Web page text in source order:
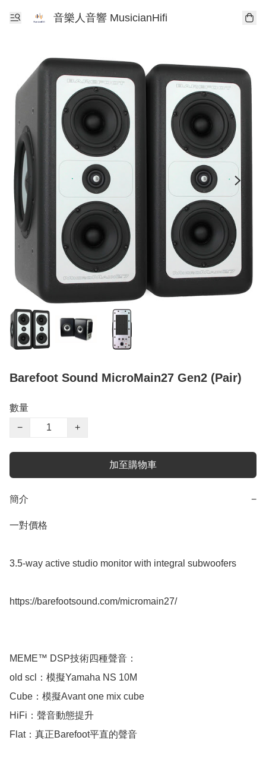
音樂人音響 MusicianHifi
Barefoot Sound MicroMain27 Gen2 (Pair)
數量
−
+
加至購物車
簡介 −
一對價格
3.5-way active studio monitor with integral subwoofers
https://barefootsound.com/micromain27/
MEME™ DSP技術四種聲音：
old scl：模擬Yamaha NS 10M
Cube：模擬Avant one mix cube
HiFi：聲音動態提升
Flat：真正Barefoot平直的聲音